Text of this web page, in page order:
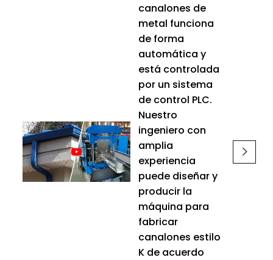
canalones de
metal funciona
de forma
automática y
está controlada
por un sistema
de control PLC.
Nuestro
ingeniero con
amplia
experiencia
puede diseñar y
producir la
máquina para
fabricar
canalones estilo
K de acuerdo